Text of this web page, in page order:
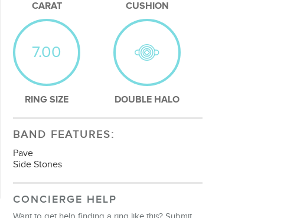
CARAT CUSHION
7.00
RING SIZE DOUBLE HALO
BAND FEATURES:
Pave
Side Stones
CONCIERGE HELP